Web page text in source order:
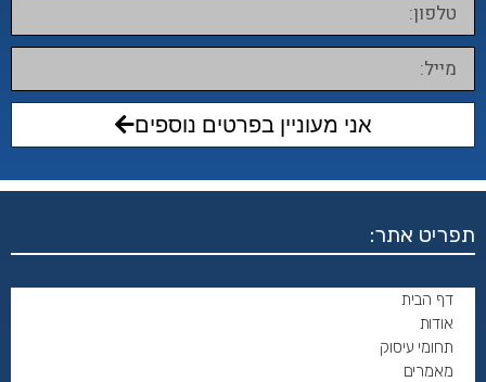
אני מעוניין בפרטים נוספים
תפריט אתר:
דף הבית
אודות
תחומי עיסוק
מאמרים